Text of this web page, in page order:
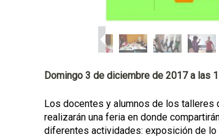
Domingo 3 de diciembre de 2017 a las
Los docentes y alumnos de los talleres
realizarán una feria en donde
diferentes actividades: exposición de lo